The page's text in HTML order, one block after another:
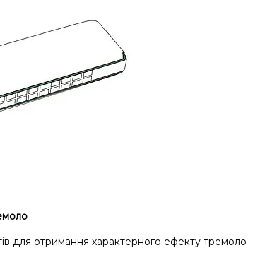
для отримання характерного ефекту тремоло